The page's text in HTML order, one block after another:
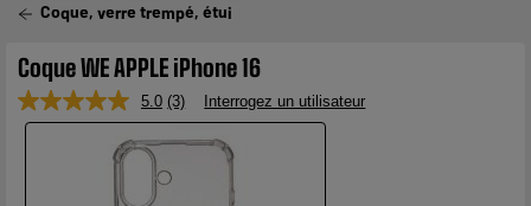
Coque, verre trempé, étui
Coque WE APPLE iPhone 16
5.0 Lire
3
avis.
Lien
sur
(3) Interrogez un utilisateur